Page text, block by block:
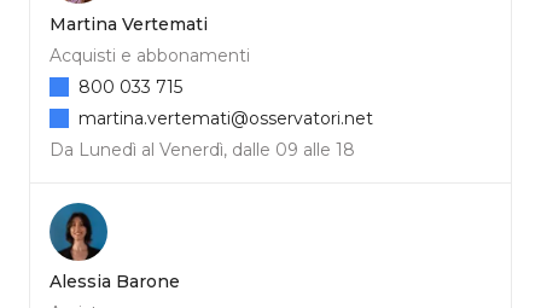
Martina Vertemati
Acquisti e abbonamenti
Da Lunedì al Venerdì, dalle 09 alle 18
800 033 715
martina.vertemati@osservatori.net
Alessia Barone